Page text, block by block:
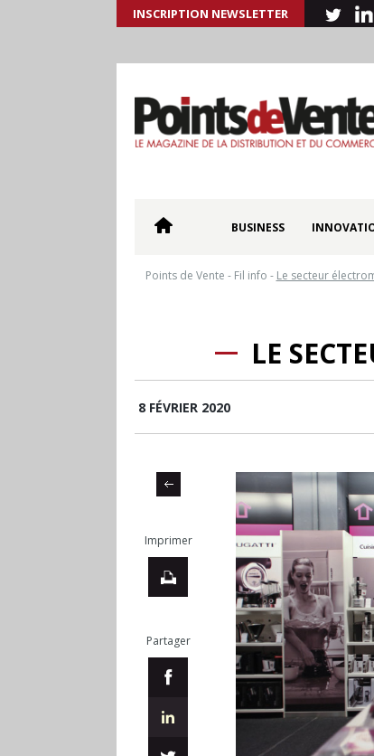
INSCRIPTION NEWSLETTER
BUSINESS
Points de Vente - Fil info - Le secteur
LE
8 FÉVRIER 2020
Imprimer
Partager